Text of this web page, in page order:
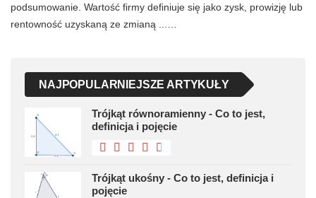
podsumowanie. Wartość firmy definiuje się jako zysk, prowizję lub
rentowność uzyskaną ze zmianą ...…
NAJPOPULARNIEJSZE ARTYKUŁY
Trójkąt równoramienny - Co to jest,
definicja i pojęcie
Trójkąt ukośny - Co to jest, definicja i
pojęcie